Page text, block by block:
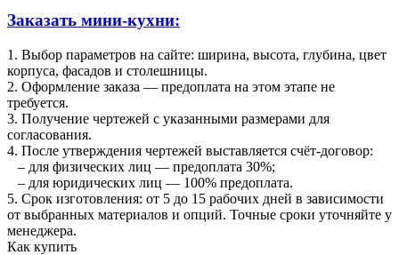
Заказать мини-кухни:
1. Выбор параметров на сайте: ширина, высота, глубина, цвет
корпуса, фасадов и столешницы.
2. Оформление заказа — предоплата на этом этапе не
требуется.
3. Получение чертежей с указанными размерами для
согласования.
4. После утверждения чертежей выставляется счёт‑договор:
– для физических лиц — предоплата 30%;
– для юридических лиц — 100% предоплата.
5. Срок изготовления: от 5 до 15 рабочих дней в зависимости
от выбранных материалов и опций. Точные сроки уточняйте у
менеджера.
Как купить